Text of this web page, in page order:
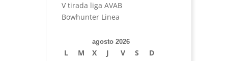
V tirada liga AVAB
Bowhunter Linea
agosto 2026
L M X J V S
D